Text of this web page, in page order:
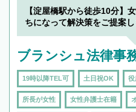
でフィーリン
で複数の弁護士
【淀屋橋駅から徒歩10分】
ちになって解決策をご提案
ブランシュ法律事
19時以降TEL可 土日祝OK 役
所長が女性 女性弁護士在籍